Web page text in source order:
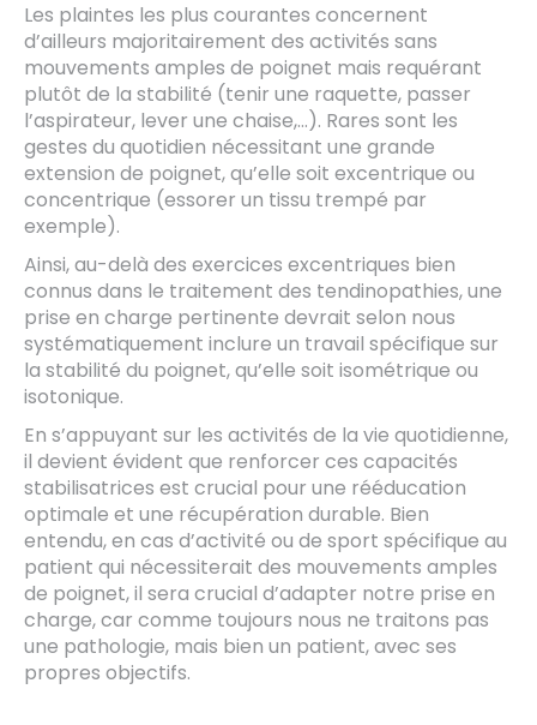
Les plaintes les plus courantes concernent
d’ailleurs majoritairement des activités sans
mouvements amples de poignet mais requérant
plutôt de la stabilité (tenir une raquette, passer
l’aspirateur, lever une chaise,…). Rares sont les
gestes du quotidien nécessitant une grande
extension de poignet, qu’elle soit excentrique ou
concentrique (essorer un tissu trempé par
exemple).
Ainsi, au-delà des exercices excentriques bien
connus dans le traitement des tendinopathies, une
prise en charge pertinente devrait selon nous
systématiquement inclure un travail spécifique sur
la stabilité du poignet, qu’elle soit isométrique ou
isotonique.
En s’appuyant sur les activités de la vie quotidienne,
il devient évident que renforcer ces capacités
stabilisatrices est crucial pour une rééducation
optimale et une récupération durable. Bien
entendu, en cas d’activité ou de sport spécifique au
patient qui nécessiterait des mouvements amples
de poignet, il sera crucial d’adapter notre prise en
charge, car comme toujours nous ne traitons pas
une pathologie, mais bien un patient, avec ses
propres objectifs.